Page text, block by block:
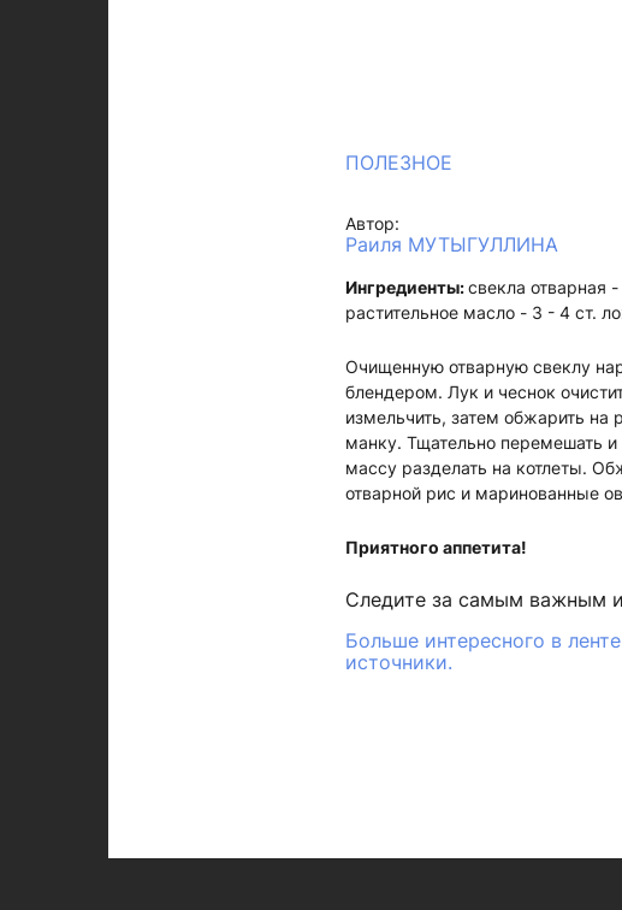
ПОЛЕЗНОЕ
Автор:
Раиля МУТЫГУЛЛИНА
Ингредиенты:свекла отварная
растительное масло - 3 - 4 ст.
Очищенную отварную свеклу
блендером. Лук и чеснок
измельчить, затем обжарить на
манку. Тщательно перемешать
массу разделать на котлеты.
отварной рис и маринованные
Приятного аппетита!
Следите за самым важным
Больше интересного в
источники.